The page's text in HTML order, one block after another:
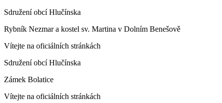
Sdružení obcí Hlučínska
Rybník Nezmar a kostel sv. Martina v Dolním Benešově
Vítejte na oficiálních stránkách
Sdružení obcí Hlučínska
Zámek Bolatice
Vítejte na oficiálních stránkách